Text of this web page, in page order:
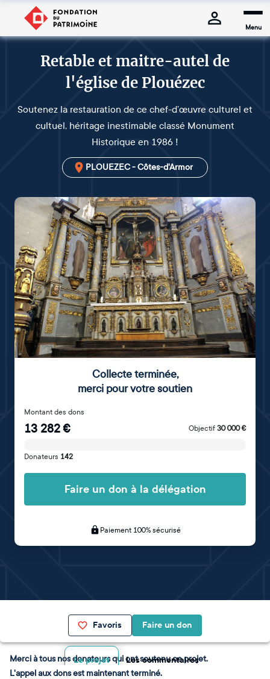
Menu
Retable et maitre-autel de
l'église de Plouézec
Soutenez la restauration de ce chef-d’œuvre culturel et
cultuel, héritage inestimable classé Monument
Historique en 1986 !
PLOUEZEC - Côtes-d'Armor
Collecte terminée,
merci pour votre soutien
Montant des dons
13 282€ Objectif 30 000€
Donateurs 142
Faire un don à la délégation
Paiement 100% sécurisé
Favoris Faire un don
Le projet Les commentaires
Merci à tous nos donateurs qui ont soutenu ce projet.
L'appel aux dons est maintenant terminé.